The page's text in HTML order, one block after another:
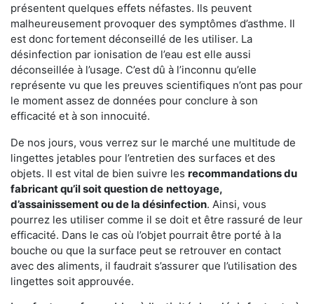
présentent quelques effets néfastes. Ils peuvent
malheureusement provoquer des symptômes d’asthme. Il
est donc fortement déconseillé de les utiliser. La
désinfection par ionisation de l’eau est elle aussi
déconseillée à l’usage. C’est dû à l’inconnu qu’elle
représente vu que les preuves scientifiques n’ont pas pour
le moment assez de données pour conclure à son
efficacité et à son innocuité.
De nos jours, vous verrez sur le marché une multitude de
lingettes jetables pour l’entretien des surfaces et des
objets. Il est vital de bien suivre les recommandations du
fabricant qu’il soit question de nettoyage,
d’assainissement ou de la désinfection. Ainsi, vous
pourrez les utiliser comme il se doit et être rassuré de leur
efficacité. Dans le cas où l’objet pourrait être porté à la
bouche ou que la surface peut se retrouver en contact
avec des aliments, il faudrait s’assurer que l’utilisation des
lingettes soit approuvée.